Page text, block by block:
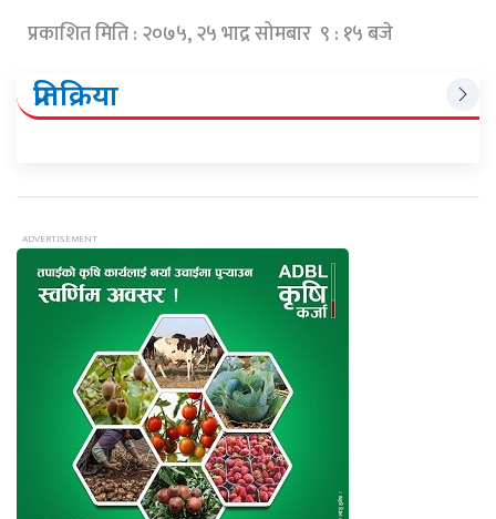
प्रकाशित मिति : २०७५, २५ भाद्र सोमबार ९ : १५ बजे
प्रतिक्रिया